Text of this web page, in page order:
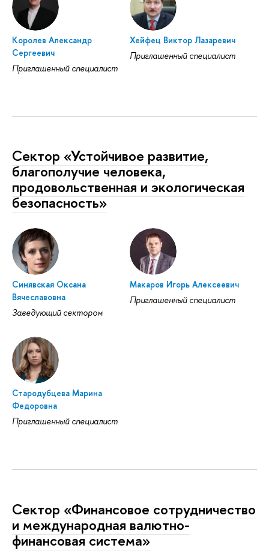
Королев Александр
Сергеевич
Приглашенный специалист
Хейфец Виктор Лазаревич
Приглашенный специалист
Сектор «Устойчивое развитие,
благополучие человека,
продовольственная и экологическая
безопасность»
Синявская Оксана
Вячеславовна
Заведующий сектором
Макаров Игорь Алексеевич
Приглашенный специалист
Стародубцева Марина
Федоровна
Приглашенный специалист
Сектор «Финансовое сотрудничество
и международная валютно-
финансовая система»